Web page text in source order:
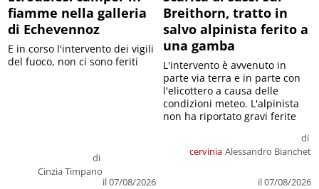
fiamme nella galleria
di Echevennoz
di
Cinzia Timpano
il 07/08/2026
E in corso l'intervento dei vigili
del fuoco, non ci sono feriti
Breithorn, tratto in
salvo alpinista ferito a
una gamba
cervinia
di
Alessandro Bianchet
il 07/08/2026
L'intervento è avvenuto in
parte via terra e in parte con
l'elicottero a causa delle
condizioni meteo. L'alpinista
non ha riportato gravi ferite